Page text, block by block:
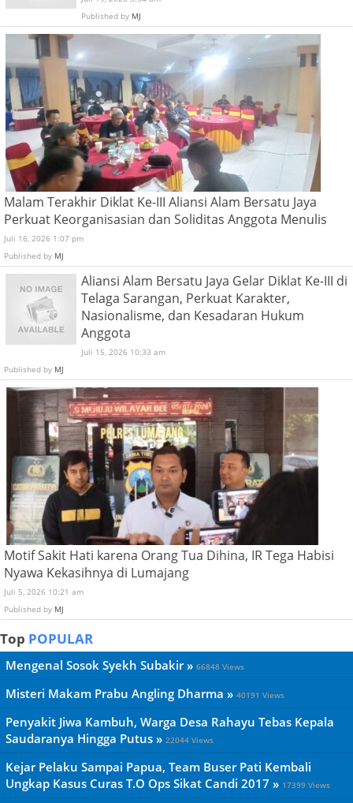
Published by MJ
Malam Terakhir Diklat Ke-III Aliansi Alam Bersatu Jaya
Perkuat Keorganisasian dan Soliditas Anggota Menulis
Juli 16, 2026 1:07 pm
Published by MJ
Aliansi Alam Bersatu Jaya Gelar Diklat Ke-III di
Telaga Sarangan, Perkuat Karakter,
Nasionalisme, dan Kesadaran Hukum
Anggota
Juli 15, 2026 10:33 am
Published by MJ
Motif Sakit Hati karena Orang Tua Dihina, IR Tega Habisi
Nyawa Kekasihnya di Lumajang
Juli 5, 2026 10:21 am
Published by MJ
Top POPULAR
Mengenal Sosok Syekh Subakir » 66848 Views
Misteri Makam Prabu Angling Dharma » 40191 Views
Penyakit Jiwa Kambuh, Warga Desa Rahayu Tebas Kepala
Saudaranya Hingga Putus » 22044 Views
Kejar Pelaku Sampai Papua, Team Buser Pati Kembali
Ungkap Kasus Curas T.O Ops Sikat Candi 2017 » 17399 Views